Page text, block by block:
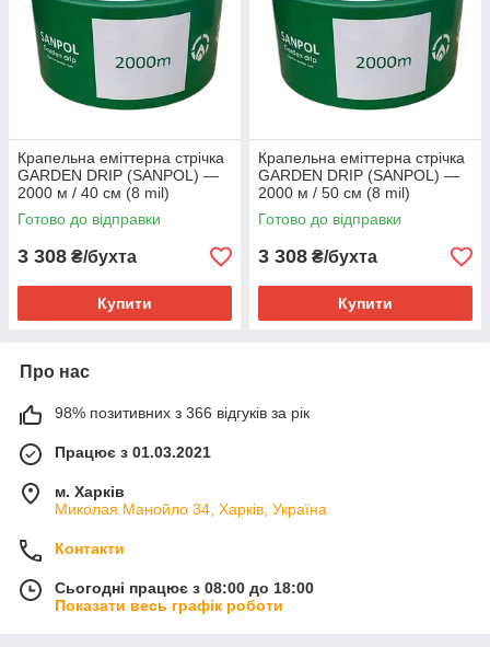
Крапельна еміттерна стрічка
GARDEN DRIP (SANPOL) —
2000 м / 40 см (8 mil)
Готово до відправки
3 308 ₴/бухта
Купити
Крапельна еміттерна стрічка
GARDEN DRIP (SANPOL) —
2000 м / 50 см (8 mil)
Готово до відправки
3 308 ₴/бухта
Купити
Про нас
98% позитивних з 366 відгуків за рік
Працює з 01.03.2021
м. Харків
Миколая Манойло 34, Харків, Україна
Контакти
Сьогодні працює з 08:00 до 18:00
Показати весь графік роботи